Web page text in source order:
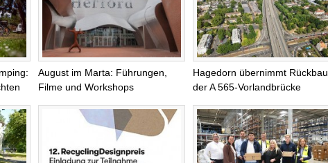
August im Marta: Führungen,
Filme und Workshops
Hagedorn übernimmt Rückbau
der A 565-Vorlandbrücke